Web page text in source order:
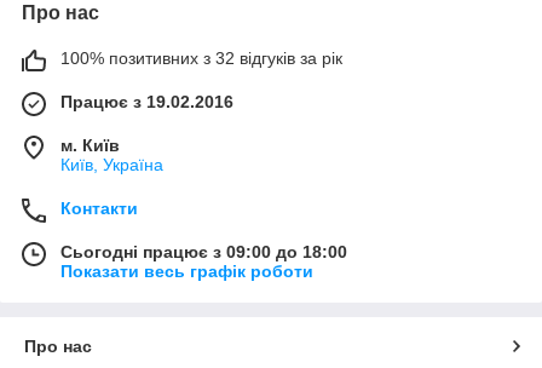
Про нас
100% позитивних з 32 відгуків за рік
Працює з 19.02.2016
м. Київ
Київ, Україна
Контакти
Сьогодні працює з 09:00 до 18:00
Показати весь графік роботи
Про нас